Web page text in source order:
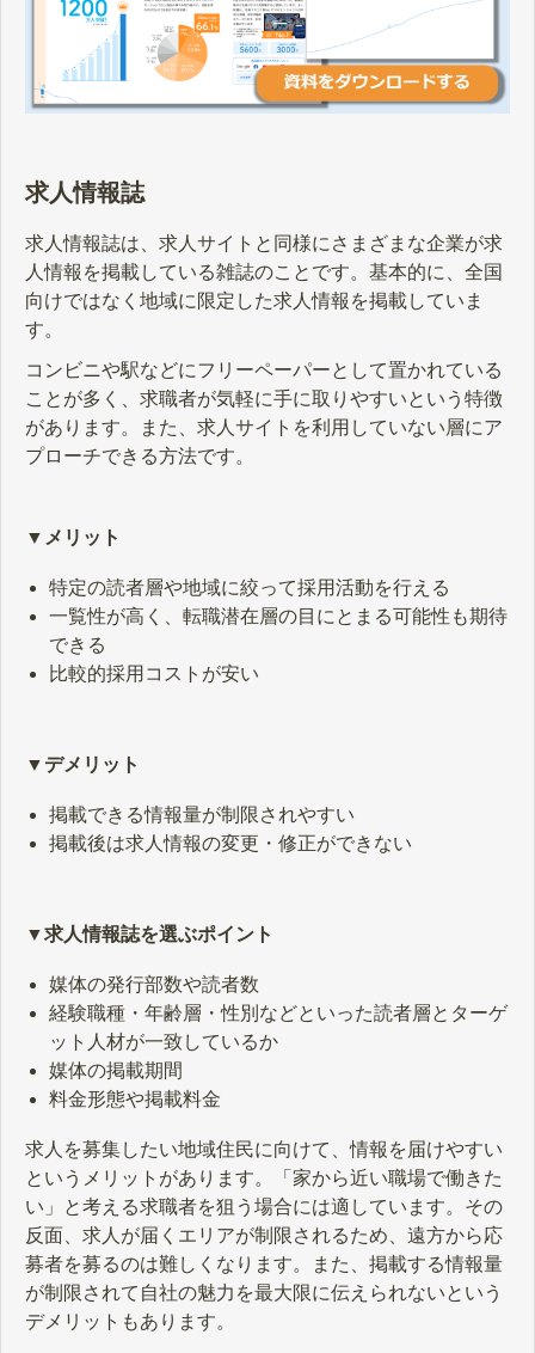
求人情報誌
求人情報誌は、求人サイトと同様にさまざまな企業が求
人情報を掲載している雑誌のことです。基本的に、全国
向けではなく地域に限定した求人情報を掲載していま
す。
コンビニや駅などにフリーペーパーとして置かれている
ことが多く、求職者が気軽に手に取りやすいという特徴
があります。また、求人サイトを利用していない層にア
プローチできる方法です。
▼メリット
特定の読者層や地域に絞って採用活動を行える
一覧性が高く、転職潜在層の目にとまる可能性も期待
できる
比較的採用コストが安い
▼デメリット
掲載できる情報量が制限されやすい
掲載後は求人情報の変更・修正ができない
▼求人情報誌を選ぶポイント
媒体の発行部数や読者数
経験職種・年齢層・性別などといった読者層とターゲ
ット人材が一致しているか
媒体の掲載期間
料金形態や掲載料金
求人を募集したい地域住民に向けて、情報を届けやすい
というメリットがあります。「家から近い職場で働きた
い」と考える求職者を狙う場合には適しています。その
反面、求人が届くエリアが制限されるため、遠方から応
募者を募るのは難しくなります。また、掲載する情報量
が制限されて自社の魅力を最大限に伝えられないという
デメリットもあります。